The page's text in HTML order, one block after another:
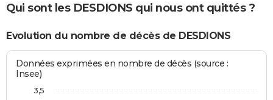
Qui sont les DESDIONS qui nous ont quittés ?
Evolution du nombre de décès de DESDIONS
Données exprimées en nombre de décès (source :
Insee)
3,5